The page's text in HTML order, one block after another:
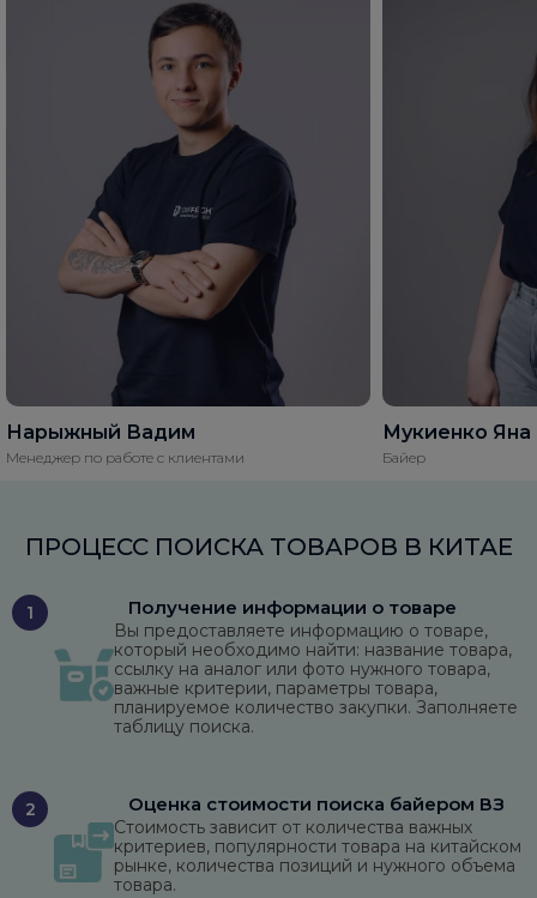
Нарыжный Вадим
Менеджер по работе с клиентами
Мукиенко Яна
Байер
ПРОЦЕСС ПОИСКА ТОВАРОВ В КИТАЕ
1 Получение информации о товаре
Вы предоставляете информацию о товаре,
который необходимо найти: название товара,
ссылку на аналог или фото нужного товара,
важные критерии, параметры товара,
планируемое количество закупки. Заполняете
таблицу поиска.
2 Оценка стоимости поиска байером ВЗ
Стоимость зависит от количества важных
критериев, популярности товара на китайском
рынке, количества позиций и нужного объема
товара.